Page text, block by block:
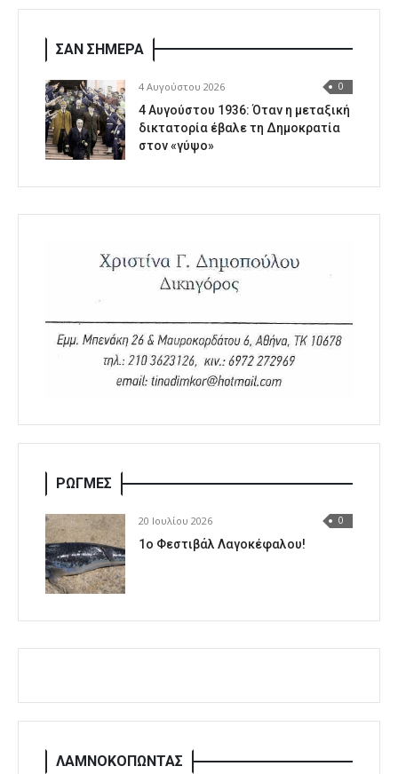
ΣΑΝ ΣΗΜΕΡΑ
4 Αυγούστου 2026 0
4 Αυγούστου 1936: Όταν η μεταξική
δικτατορία έβαλε τη Δημοκρατία
στον «γύψο»
ΡΩΓΜΕΣ
20 Ιουλίου 2026 0
1o Φεστιβάλ Λαγοκέφαλου!
ΛΑΜΝΟΚΟΠΩΝΤΑΣ